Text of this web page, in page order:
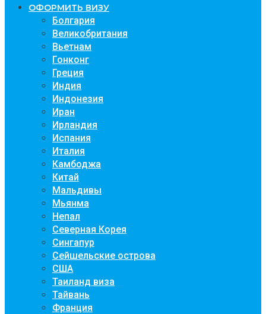
ОФОРМИТЬ ВИЗУ
Болгария
Великобритания
Вьетнам
Гонконг
Греция
Индия
Индонезия
Иран
Ирландия
Испания
Италия
Камбоджа
Китай
Мальдивы
Мьянма
Непал
Северная Корея
Сингапур
Сейшельские острова
США
Таиланд виза
Тайвань
Франция